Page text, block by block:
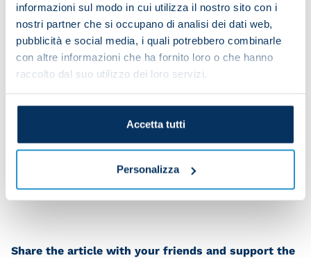
informazioni sul modo in cui utilizza il nostro sito con i
nostri partner che si occupano di analisi dei dati web,
pubblicità e social media, i quali potrebbero combinarle
con altre informazioni che ha fornito loro o che hanno
raccolto dal suo utilizzo dei loro servizi.
Accetta tutti
Personalizza
The match on OneFootball will be available on all
the main platforms:
Android devices,downloadable here
● Through the OneFootball TV app on Android TV,
Napoli vs Casertana
Share the article with your friends and support the